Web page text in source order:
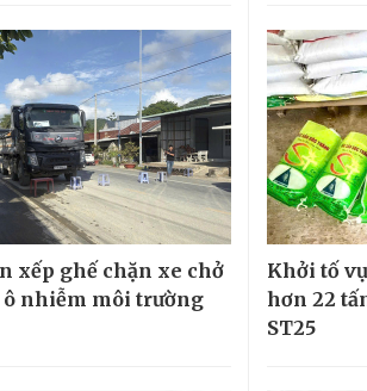
xếp ghế chặn xe chở
ô nhiễm môi trường
Khởi tố
hơn 22
ST25